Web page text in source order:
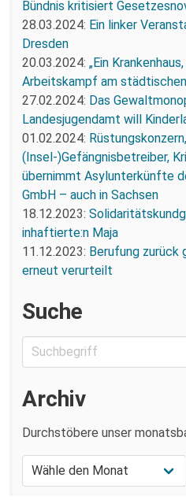
Bündnis kritisiert
28.03.2024: Ein linker
Dresden
20.03.2024: „Ein
Arbeitskampf am
27.02.2024: Das
Landesjugendamt will
01.02.2024: Rüstungskonzern,
(Insel-)Gefängnisbetreiber,
übernimmt Asylunterkünfte
GmbH – auch in Sachsen
18.12.2023:
inhaftierte:n Maja
11.12.2023: Berufung zurück
erneut verurteilt
Suche
Archiv
Durchstöbere unser